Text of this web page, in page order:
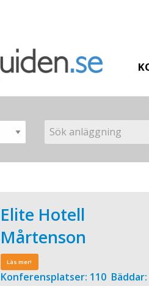
Elite Hotell
Mårtenson
Läs mer!
Konferensplatser: 110 Bäddar: